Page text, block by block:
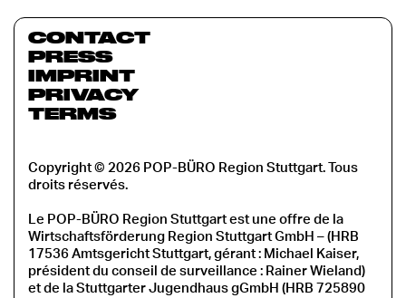
CONTACT
PRESS
IMPRINT
PRIVACY
TERMS
Copyright © 2026 POP-BÜRO Region Stuttgart. Tous
droits réservés.
Le POP-BÜRO Region Stuttgart est une offre de la
Wirtschaftsförderung Region Stuttgart GmbH – (HRB
17536 Amtsgericht Stuttgart, gérant : Michael Kaiser,
président du conseil de surveillance : Rainer Wieland)
et de la Stuttgarter Jugendhaus gGmbH (HRB 725890